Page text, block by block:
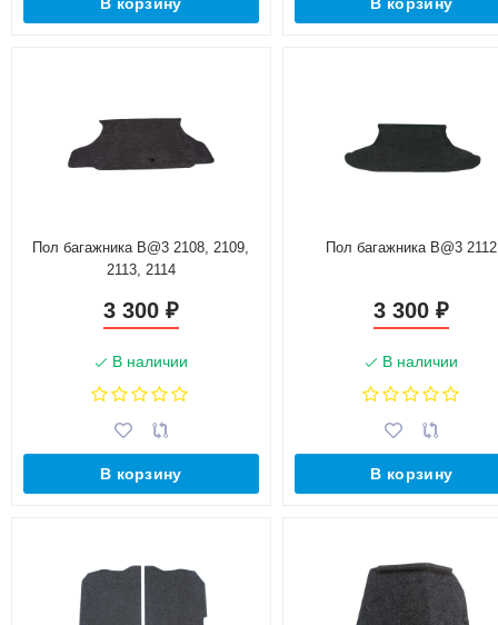
Пол багажника B@3 2108, 2109,
2113, 2114
3 300 ₽
В наличии
В корзину
Пол багажника B@3 2112
3 300₽
В наличии
В корзину